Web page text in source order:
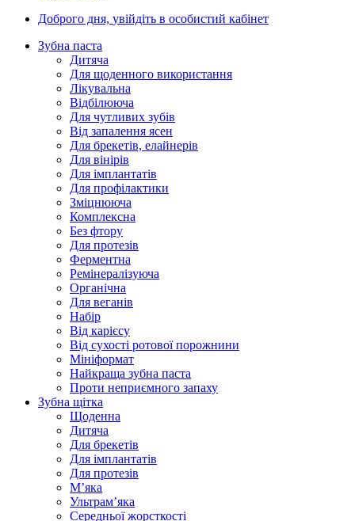
Доброго дня, увійдіть в особистий кабінет
Зубна паста
Дитяча
Для щоденного використання
Лікувальна
Відбілююча
Для чутливих зубів
Від запалення ясен
Для брекетів, елайнерів
Для вінірів
Для імплантатів
Для профілактики
Зміцнююча
Комплексна
Без фтору
Для протезів
Ферментна
Ремінералізуюча
Органічна
Для веганів
Набір
Від карієсу
Від сухості ротової порожнини
Мініформат
Найкраща зубна паста
Проти неприємного запаху
Зубна щітка
Щоденна
Дитяча
Для брекетів
Для імплантатів
Для протезів
Мʼяка
Ультрамʼяка
Середньої жорсткості